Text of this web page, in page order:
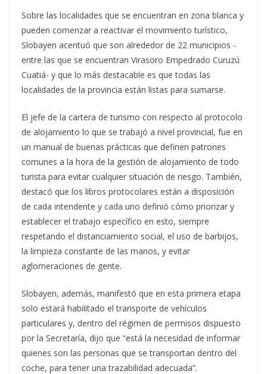
Sobre las localidades que se encuentran en zona blanca y
pueden comenzar a reactivar el movimiento turístico,
Slobayen acentuó que son alrededor de 22 municipios -
entre las que se encuentran Virasoro Empedrado Curuzú
Cuatiá- y que lo más destacable es que todas las
localidades de la provincia están listas para sumarse.
El jefe de la cartera de turismo con respecto al protocolo
de alojamiento lo que se trabajó a nivel provincial, fue en
un manual de buenas prácticas que definen patrones
comunes a la hora de la gestión de alojamiento de todo
turista para evitar cualquier situación de riesgo. También,
destacó que los libros protocolares están a disposición
de cada intendente y cada uno definió cómo priorizar y
establecer el trabajo específico en esto, siempre
respetando el distanciamiento social, el uso de barbijos,
la limpieza constante de las manos, y evitar
aglomeraciones de gente.
Slobayen, además, manifestó que en esta primera etapa
solo estará habilitado el transporte de vehículos
particulares y, dentro del régimen de permisos dispuesto
por la Secretaría, dijo que “está la necesidad de informar
quienes son las personas que se transportan dentro del
coche, para tener una trazabilidad adecuada”.